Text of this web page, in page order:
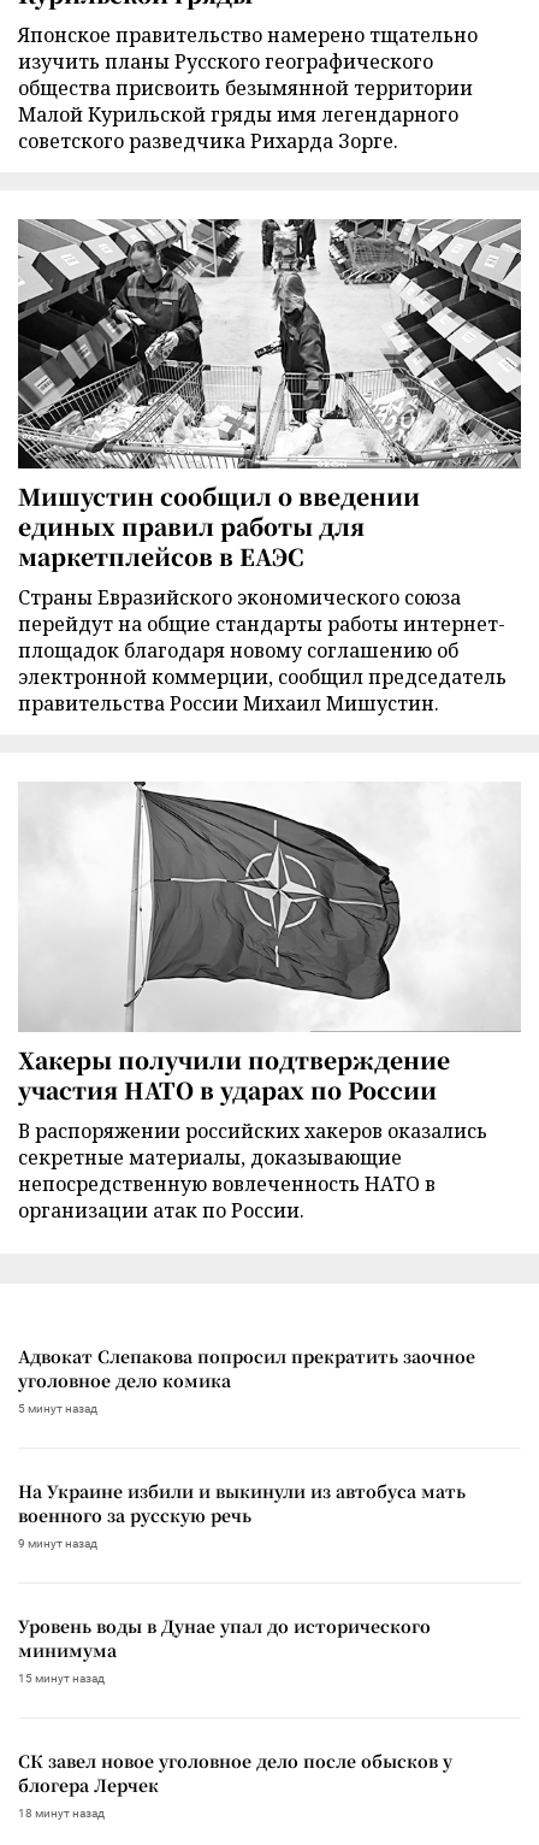
Японское правительство намерено тщательно
изучить планы Русского географического
общества присвоить безымянной территории
Малой Курильской гряды имя легендарного
советского разведчика Рихарда Зорге.
Мишустин сообщил о введении
единых правил работы для
маркетплейсов в ЕАЭС
Страны Евразийского экономического союза
перейдут на общие стандарты работы интернет-
площадок благодаря новому соглашению об
электронной коммерции, сообщил председатель
правительства России Михаил Мишустин.
Хакеры получили подтверждение
участия НАТО в ударах по России
В распоряжении российских хакеров оказались
секретные материалы, доказывающие
непосредственную вовлеченность НАТО в
организации атак по России.
Адвокат Слепакова попросил прекратить заочное
уголовное дело комика
5 минут назад
На Украине избили и выкинули из автобуса мать
военного за русскую речь
9 минут назад
Уровень воды в Дунае упал до исторического
минимума
15 минут назад
СК завел новое уголовное дело после обысков у
блогера Лерчек
18 минут назад